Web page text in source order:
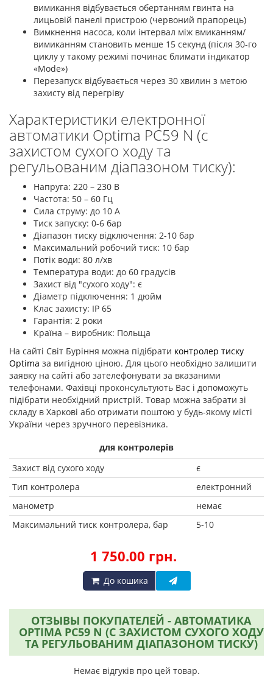
вимикання відбувається обертанням гвинта на
лицьовій панелі пристрою (червоний прапорець)
Вимкнення насоса, коли інтервал між вмиканням/
вимиканням становить менше 15 секунд (після 30-го
циклу у такому режимі починає блимати індикатор
«Mode»)
Перезапуск відбувається через 30 хвилин з метою
захисту від перегріву
Характеристики електронної
автоматики Optima PC59 N (c
захистом сухого ходу та
регульованим діапазоном тиску):
Напруга: 220 – 230 В
Частота: 50 – 60 Гц
Сила струму: до 10 А
Тиск запуску: 0-6 бар
Діапазон тиску відключення: 2-10 бар
Максимальний робочий тиск: 10 бар
Потік води: 80 л/хв
Температура води: до 60 градусів
Захист від "сухого ходу": є
Діаметр підключення: 1 дюйм
Клас захисту: IP 65
Гарантія: 2 роки
Країна – виробник: Польща
На сайті Світ Буріння можна підібрати контролер тиску
Optima за вигідною ціною. Для цього необхідно залишити
заявку на сайті або зателефонувати за вказаними
телефонами. Фахівці проконсультують Вас і допоможуть
підібрати необхідний пристрій. Товар можна забрати зі
складу в Харкові або отримати поштою у будь-якому місті
України через зручного перевізника.
для контролерів
Захист від сухого ходу
є
Тип контролера
електронний
манометр
немає
Максимальний тиск контролера, бар
5-10
1 750.00 грн.
До кошика
ОТЗЫВЫ ПОКУПАТЕЛЕЙ - АВТОМАТИКА
OPTIMA PC59 N (C ЗАХИСТОМ СУХОГО ХОДУ
ТА РЕГУЛЬОВАНИМ ДІАПАЗОНОМ ТИСКУ)
Немає відгуків про цей товар.